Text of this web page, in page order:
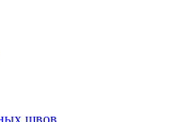
швов